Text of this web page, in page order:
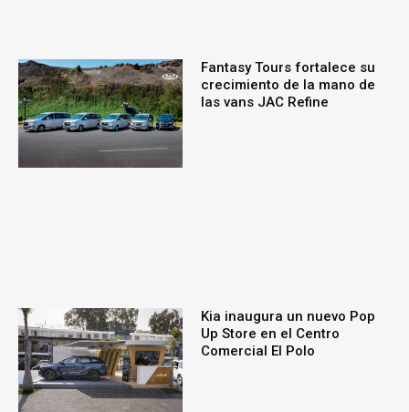
Fantasy Tours fortalece su
crecimiento de la mano de
las vans JAC Refine
Kia inaugura un nuevo Pop
Up Store en el Centro
Comercial El Polo